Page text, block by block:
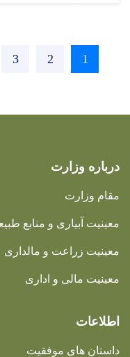
Current
1
Page
2
Page
3
درباره وزارت
مقام وزارت
معینیت آبیاری و منابع
معینیت زراعت و مالداری
معینیت مالی و اداری
اطلاعات
داستان های موفقیت